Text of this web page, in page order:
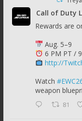
Call of Duty
Rewards are
Aug. 5–9
6 PM PT /
http://
Watch
weapon
81